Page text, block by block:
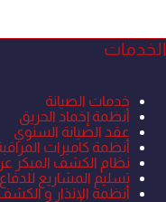
الخدمات
خدمات الصيانة
أنظمة إخماد الحريق
عقد الصيانة السنوي
أنظمة كاميرات
نظام الكشف المبكر
تسليم المشاريع
أنظمة الإنذار و